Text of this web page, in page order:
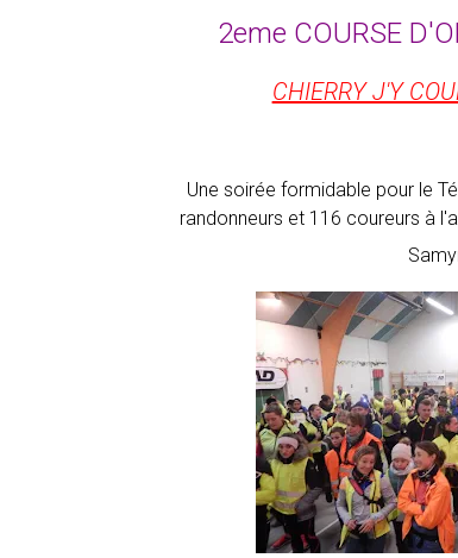
2eme COURSE
CHIERRY J'Y
Une soirée formidable pour le
randonneurs et 116 coureurs à